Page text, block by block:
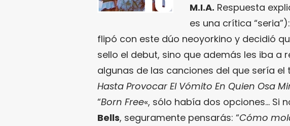
M.I.A. Respuesta
es una crítica
flipó con este dúo neoyorkino y decidió
sello el debut, sino que además les iba a
algunas de las canciones del que sería el
Hasta Provocar El Vómito En Quien Osa
“Born Free«, sólo había dos opciones… Si
Bells, seguramente pensarás: “Cómo